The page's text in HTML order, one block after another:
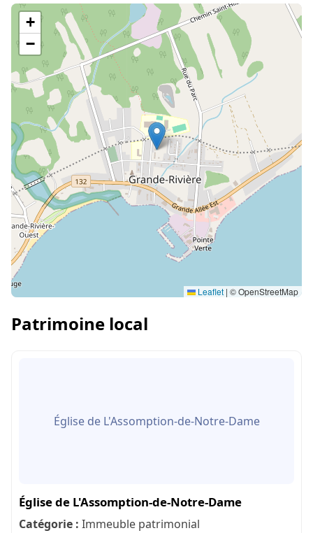
+
−
Leaflet | © OpenStreetMap
Patrimoine local
Église de L'Assomption-de-Notre-Dame
Église de L'Assomption-de-Notre-Dame
Catégorie : Immeuble patrimonial